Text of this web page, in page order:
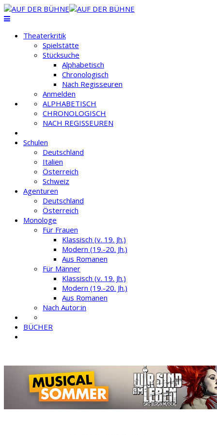
Theaterkritik
Spielstätte
Stücksuche
Alphabetisch
Chronologisch
Nach Regisseuren
Anmelden
ALPHABETISCH
CHRONOLOGISCH
NACH REGISSEUREN
Schulen
Deutschland
Italien
Österreich
Schweiz
Agenturen
Deutschland
Österreich
Monologe
Für Frauen
Klassisch (v. 19. Jh.)
Modern (19.-20. Jh.)
Aus Romanen
Für Männer
Klassisch (v. 19. Jh.)
Modern (19.-20. Jh.)
Aus Romanen
Nach Autor:in
BÜCHER